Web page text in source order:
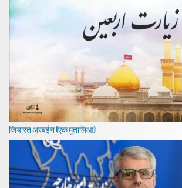
जियारत अरबईन (एक मुतालिआ)